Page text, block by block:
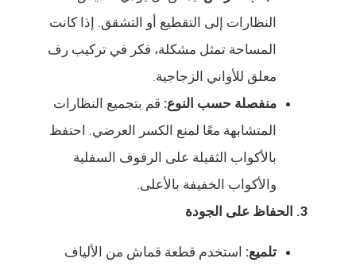
النظارات إلى التقطيع أو التشقق. إذا كانت
المساحة تمثل مشكلة، فكر في تركيب رف
معلق للأواني الزجاجية.
منفصلة حسب النوع: قم بتجميع النظارات
المتشابهة معًا لمنع الكسر العرضي. احتفظ
بالأكواب الثقيلة على الرفوف السفلية
والأكواب الخفيفة بالأعلى.
3. الحفاظ على الجودة
تلميع: استخدم قطعة قماش من الألياف